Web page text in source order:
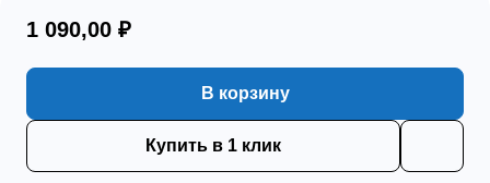
1 090,00 ₽
В корзину
Купить в 1 клик